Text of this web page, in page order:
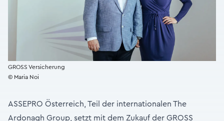
GROSS Versicherung
© Maria Noi
ASSEPRO Österreich, Teil der internationalen The
Ardonagh Group, setzt mit dem Zukauf der GROSS